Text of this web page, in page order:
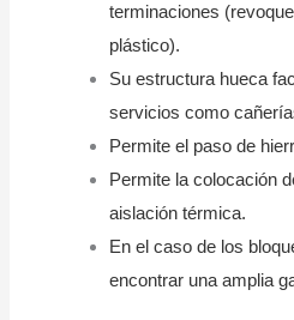
terminaciones
plástico).
Su estructura hueca
servicios como
Permite el paso de
Permite la colocación
aislación térmica.
En el caso de los
encontrar una amplia